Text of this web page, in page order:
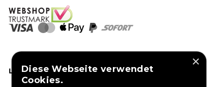
LIKEN SIE UNS AUF FACEBOOK
×
Diese Webseite verwendet
Cookies.